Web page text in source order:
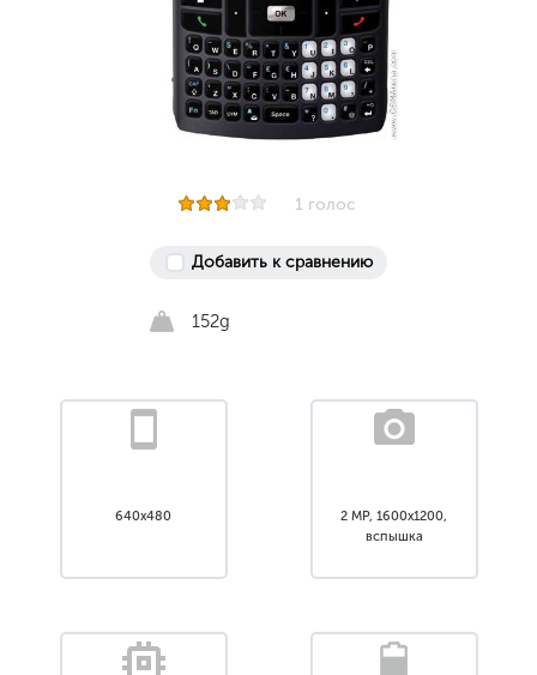
1 голос
Добавить к сравнению
152g
640x480
2 MP, 1600x1200,
вспышка